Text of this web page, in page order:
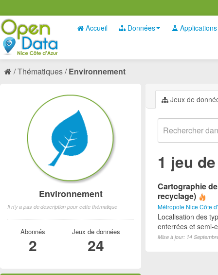
Accueil Données Applications
Thématiques Environnement
Jeux de
1 jeu
Cartographie
recyclage)
Métropole Nice Côte
Localisation des
enterrées et semi-
Mise à jour: 14
Environnement
Il n'y a pas de description pour cette thématique
Abonnés
2
Jeux de données
24